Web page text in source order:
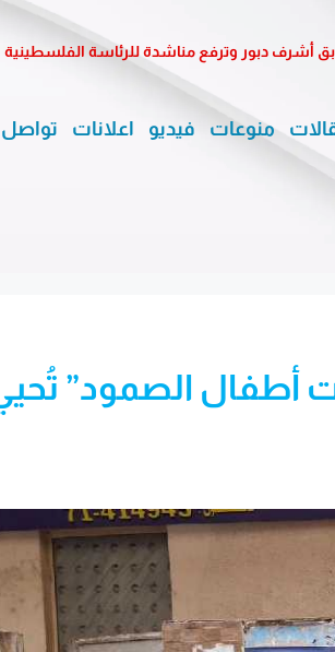
أشرف دبور وترفع مناشدة للرئاسة الفلسطينية
منوعات فيديو اعلانات تواصل
أطفال الصمود”